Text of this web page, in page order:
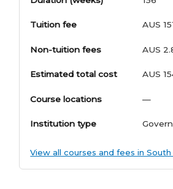
Tuition fee AUS
Non-tuition fees AUS
Estimated total cost AUS
Course locations —
Institution type
View all courses and fees in South